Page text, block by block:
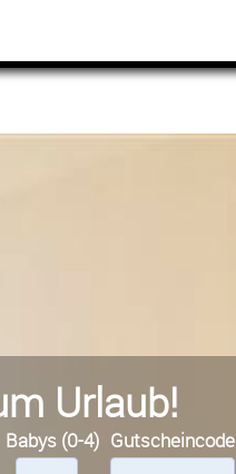
Urlaub!
Babys (0-4) Gutscheincode